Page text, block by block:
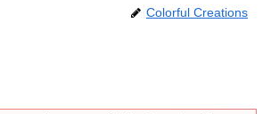
Colorful Creations